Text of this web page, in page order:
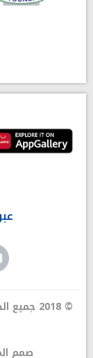
© 2018 جميع الحقوق محفوظة. راديو الجوهرة أف آم، تونس
صمم